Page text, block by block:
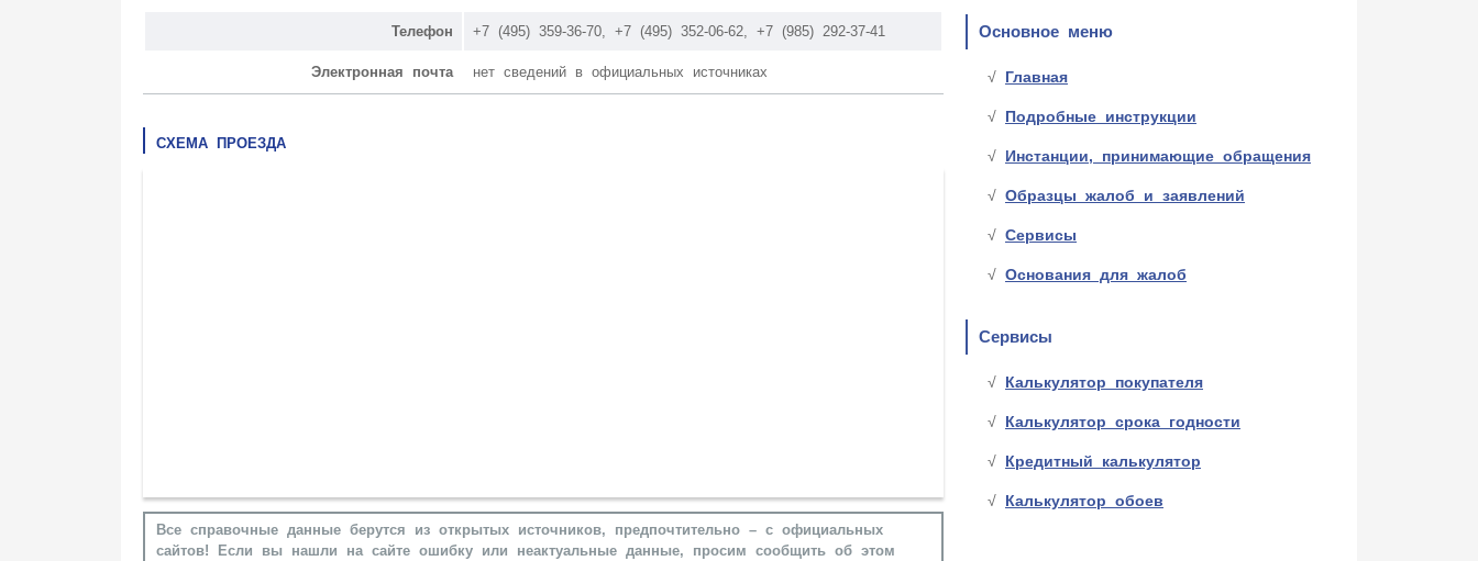
Телефон +7 (495) 359-36-70, +7 (495) 352-06-62, +7 (985) 292-37-41
Электронная почта нет сведений в официальных источниках
СХЕМА ПРОЕЗДА
Все справочные данные берутся из открытых источников, предпочтительно – с официальных
сайтов! Если вы нашли на сайте ошибку или неактуальные данные, просим сообщить об этом
Основное меню
Главная
Подробные инструкции
Инстанции, принимающие обращения
Образцы жалоб и заявлений
Сервисы
Основания для жалоб
Сервисы
Калькулятор покупателя
Калькулятор срока годности
Кредитный калькулятор
Калькулятор обоев